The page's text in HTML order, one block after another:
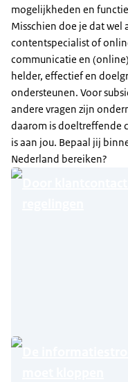
mogelijkheden en
Misschien doe je dat wel
contentspecialist of
communicatie en
helder, effectief en
ondersteunen. Voor
andere vragen zijn
daarom is doeltreffende
is aan jou. Bepaal jij
Nederland bereiken?